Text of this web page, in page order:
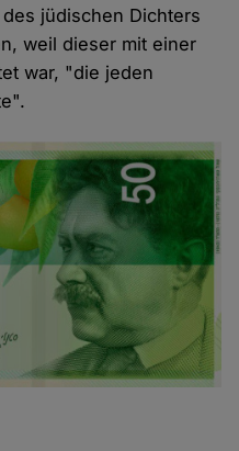
jüdischen Dichters
weil dieser mit einer
war, "die jeden